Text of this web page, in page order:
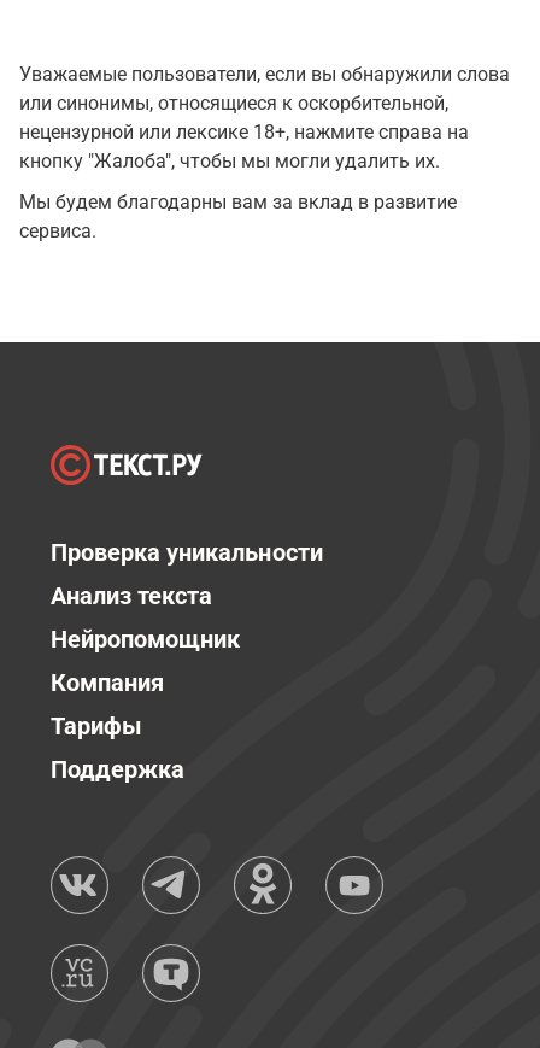
Уважаемые пользователи, если вы обнаружили слова
или синонимы, относящиеся к оскорбительной,
нецензурной или лексике 18+, нажмите справа на
кнопку "Жалоба", чтобы мы могли удалить их.
Мы будем благодарны вам за вклад в развитие
сервиса.
Проверка уникальности
Анализ текста
Нейропомощник
Компания
Тарифы
Поддержка